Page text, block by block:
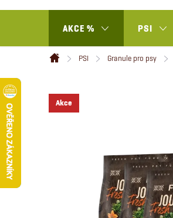
AKCE % PSI
Domů
PSI Granule pro psy
Akce